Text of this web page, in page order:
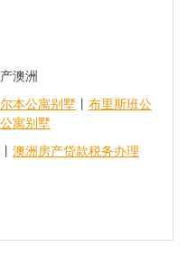
澳洲
本公寓别墅
布里斯班公
寓别墅
澳洲房产贷款税务办理